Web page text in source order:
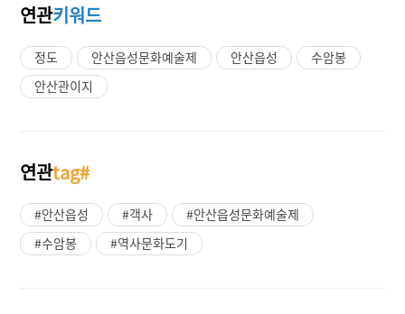
연관키워드
정도 안산읍성문화예술제 안산읍성
수암봉
안산관이지
연관tag#
#안산읍성 #객사
#안산읍성문화예술제
#수암봉
#역사문화도기